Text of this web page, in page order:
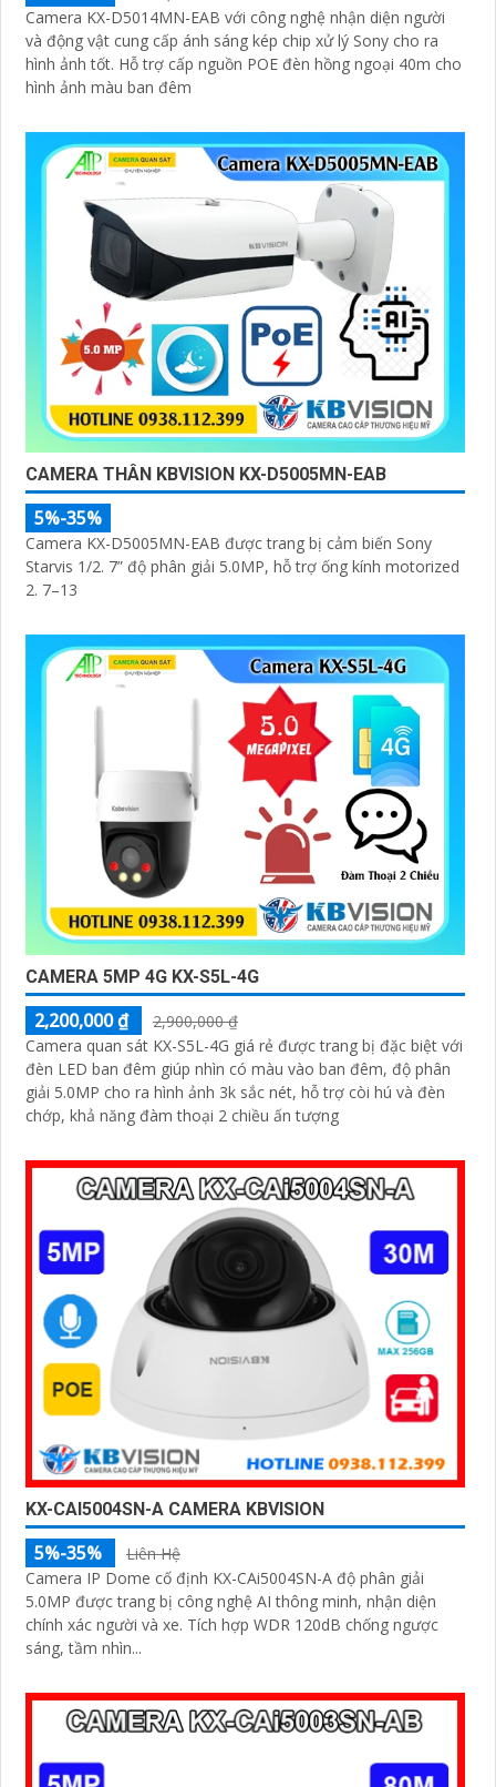
Camera KX-D5014MN-EAB với công nghệ nhận diện người
và động vật cung cấp ánh sáng kép chip xử lý Sony cho ra
hình ảnh tốt. Hỗ trợ cấp nguồn POE đèn hồng ngoại 40m cho
hình ảnh màu ban đêm
CAMERA THÂN KBVISION KX-D5005MN-EAB
5%-35%
Camera KX-D5005MN-EAB được trang bị cảm biến Sony
Starvis 1/2. 7” độ phân giải 5.0MP, hỗ trợ ống kính motorized
2. 7–13
CAMERA 5MP 4G KX-S5L-4G
2,200,000 ₫
2,900,000 ₫
Camera quan sát KX-S5L-4G giá rẻ được trang bị đặc biệt với
đèn LED ban đêm giúp nhìn có màu vào ban đêm, độ phân
giải 5.0MP cho ra hình ảnh 3k sắc nét, hỗ trợ còi hú và đèn
chớp, khả năng đàm thoại 2 chiều ấn tượng
KX-CAI5004SN-A CAMERA KBVISION
5%-35%
Liên Hệ
Camera IP Dome cố định KX-CAi5004SN-A độ phân giải
5.0MP được trang bị công nghệ AI thông minh, nhận diện
chính xác người và xe. Tích hợp WDR 120dB chống ngược
sáng, tầm nhìn...